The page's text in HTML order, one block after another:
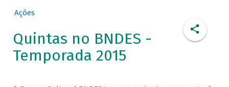
Ações
Quintas no BNDES -
Temporada 2015